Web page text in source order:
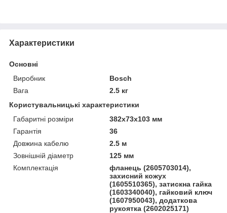
Характеристики
Основні
Виробник
Bosch
Вага
2.5 кг
Користувальницькі характеристики
Габаритні розміри
382х73х103 мм
Гарантія
36
Довжина кабелю
2.5 м
Зовнішній діаметр
125 мм
Комплектація
фланець (2605703014),
захисний кожух
(1605510365), затискна гайка
(1603340040), гайковий ключ
(1607950043), додаткова
рукоятка (2602025171)